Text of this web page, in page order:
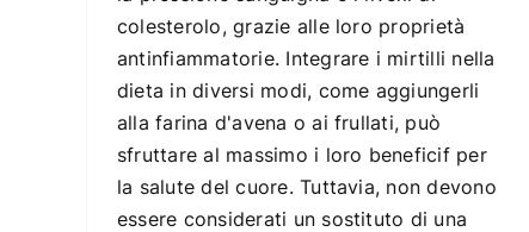
colesterolo, grazie alle loro proprietà
antinfiammatorie. Integrare i mirtilli nella
dieta in diversi modi, come aggiungerli
alla farina d'avena o ai frullati, può
sfruttare al massimo i loro beneficif per
la salute del cuore. Tuttavia, non devono
essere considerati un sostituto di una